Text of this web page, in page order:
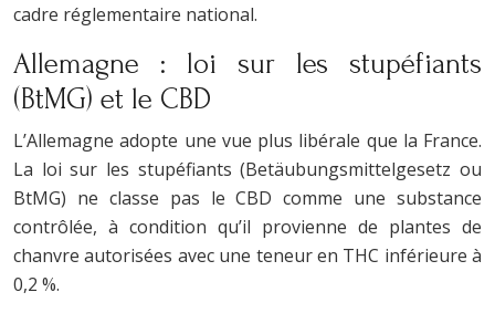
cadre réglementaire national.
Allemagne : loi sur les stupéfiants
(BtMG) et le CBD
L’Allemagne adopte une vue plus libérale que la France.
La loi sur les stupéfiants (Betäubungsmittelgesetz ou
BtMG) ne classe pas le CBD comme une substance
contrôlée, à condition qu’il provienne de plantes de
chanvre autorisées avec une teneur en THC inférieure à
0,2 %.